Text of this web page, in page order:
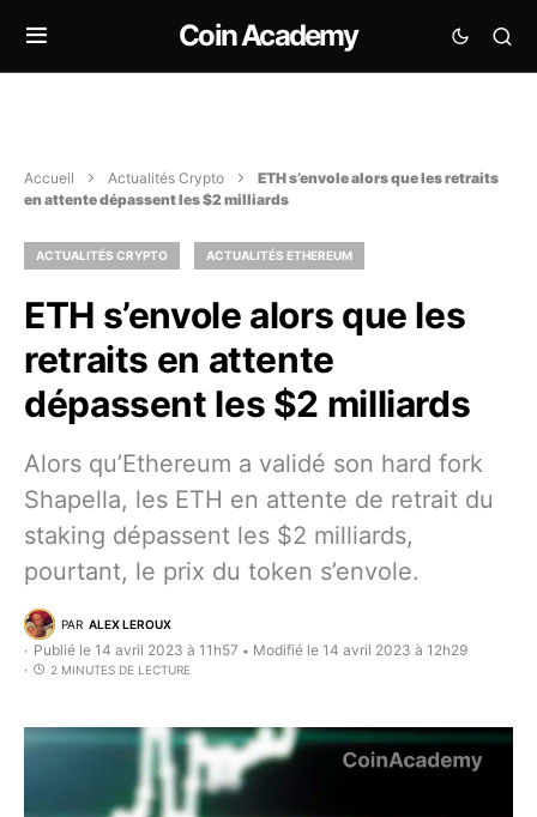
Coin Academy
Accueil Actualités Crypto
ETH s’envole alors que les retraits
en attente dépassent les $2 milliards
ACTUALITÉS CRYPTO ACTUALITÉS ETHEREUM
ETH s’envole alors que les
retraits en attente
dépassent les $2 milliards
Alors qu’Ethereum a validé son hard fork
Shapella, les ETH en attente de retrait du
staking dépassent les $2 milliards,
pourtant, le prix du token s’envole.
PAR ALEX LEROUX
Publié le 14 avril 2023 à 11h57 • Modifié le 14 avril 2023 à 12h29
2 MINUTES DE LECTURE